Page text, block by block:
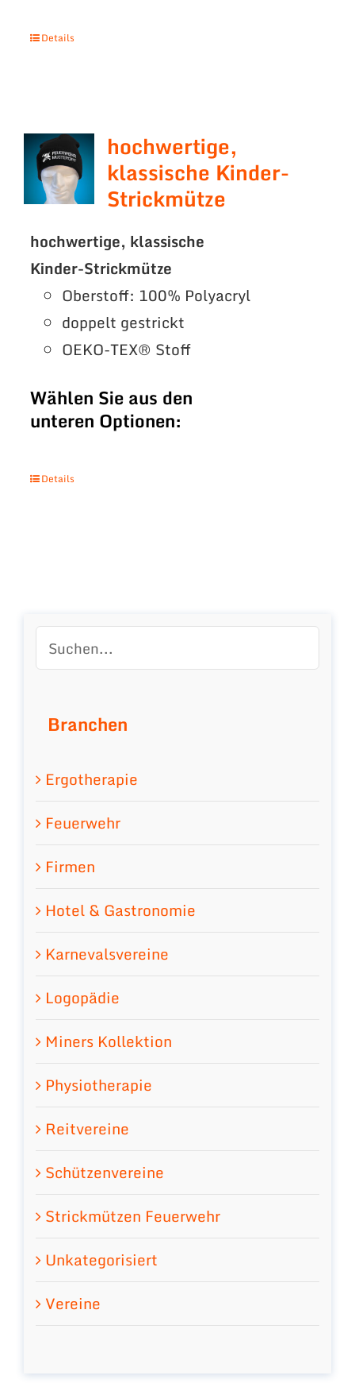
Details
hochwertige,
klassische Kinder-
Strickmütze
hochwertige, klassische
Kinder-Strickmütze
Oberstoff: 100% Polyacryl
doppelt gestrickt
OEKO-TEX® Stoff
Wählen Sie aus den
unteren Optionen:
Details
Branchen
Ergotherapie
Feuerwehr
Firmen
Hotel & Gastronomie
Karnevalsvereine
Logopädie
Miners Kollektion
Physiotherapie
Reitvereine
Schützenvereine
Strickmützen Feuerwehr
Unkategorisiert
Vereine